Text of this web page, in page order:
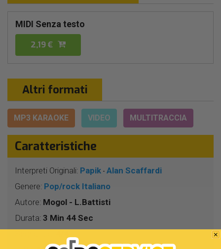
MIDI Senza testo
2,19 €
Altri formati
MP3 KARAOKE VIDEO MULTITRACCIA
Caratteristiche
Interpreti Originali: Papik - Alan Scaffardi
Genere: Pop/rock Italiano
Autore: Mogol - L.Battisti
Durata: 3 Min 44 Sec